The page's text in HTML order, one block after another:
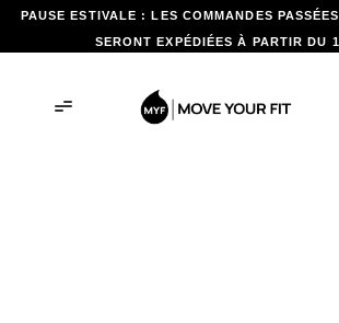
PAUSE ESTIVALE : LES COMMANDES
SERONT EXPÉDIÉES À PARTIR DU